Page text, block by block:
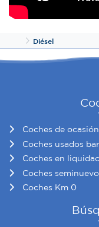
InicioDiésel
Coches de ocasión
Coches usados
Coches en
Coches
Coches Km 0